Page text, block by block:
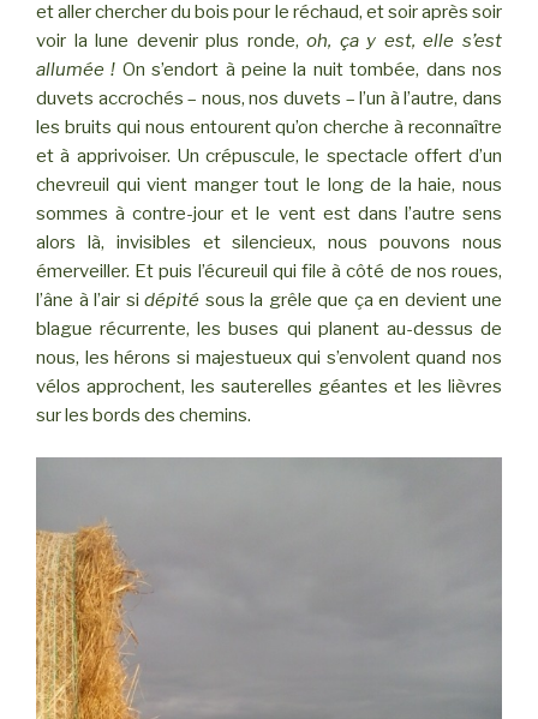
et aller chercher du bois pour le réchaud, et soir après soir
voir la lune devenir plus ronde,oh, ça y est, elle s’est
allumée ! On s’endort à peine la nuit tombée, dans nos
duvets accrochés – nous, nos duvets – l’un à l’autre, dans
les bruits qui nous entourent qu’on cherche à reconnaître
et à apprivoiser. Un crépuscule, le spectacle offert d’un
chevreuil qui vient manger tout le long de la haie, nous
sommes à contre-jour et le vent est dans l’autre sens
alors là, invisibles et silencieux, nous pouvons nous
émerveiller. Et puis l’écureuil qui file à côté de nos roues,
l’âne à l’air si dépité sous la grêle que ça en devient une
blague récurrente, les buses qui planent au-dessus de
nous, les hérons si majestueux qui s’envolent quand nos
vélos approchent, les sauterelles géantes et les lièvres
sur les bords des chemins.